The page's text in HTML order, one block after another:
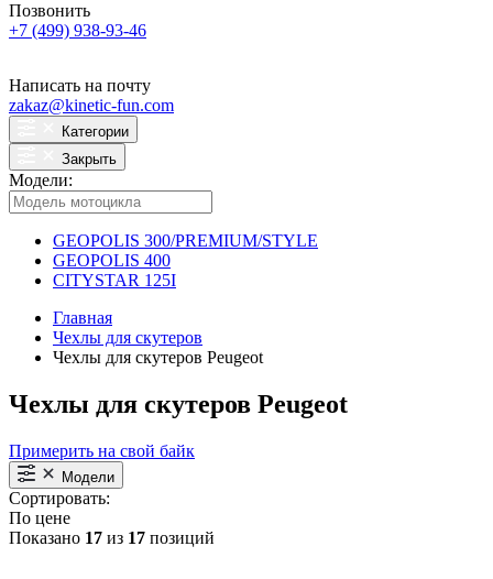
Позвонить
+7 (499) 938-93-46
Написать на почту
zakaz@kinetic-fun.com
Категории
Закрыть
Модели:
GEOPOLIS 300/PREMIUM/STYLE
GEOPOLIS 400
CITYSTAR 125I
Главная
Чехлы для скутеров
Чехлы для скутеров Peugeot
Чехлы для скутеров Peugeot
Примерить на свой байк
Модели
Сортировать:
По цене
Показано 17 из 17 позиций